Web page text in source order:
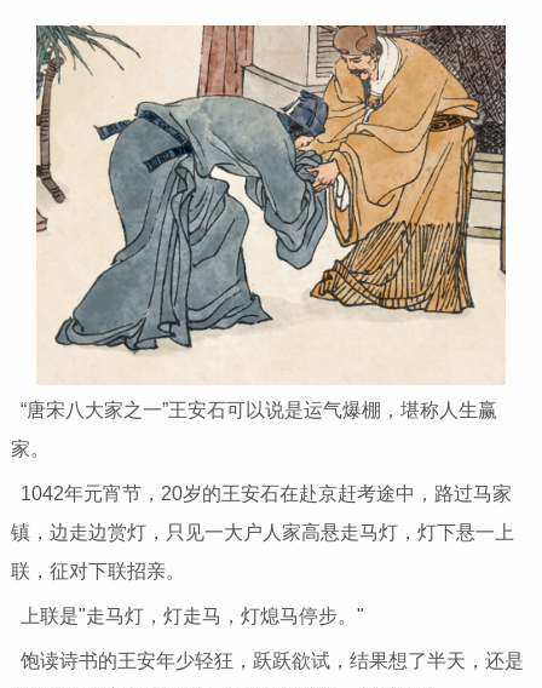
“唐宋八大家之一”王安石可以说是运气爆棚，堪称人生赢
家。
1042年元宵节，20岁的王安石在赴京赶考途中，路过马家
镇，边走边赏灯，只见一大户人家高悬走马灯，灯下悬一上
联，征对下联招亲。
上联是"走马灯，灯走马，灯熄马停步。"
饱读诗书的王安年少轻狂，跃跃欲试，结果想了半天，还是